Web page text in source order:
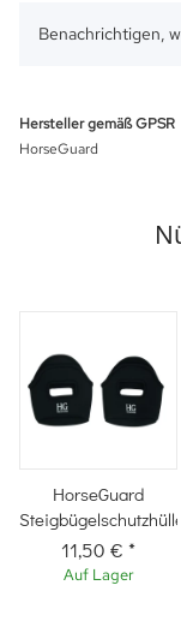
Benachrichtigen,
Hersteller gemäß GPSR
HorseGuard
HorseGuard
Steigbügelschutzhülle
11,50 € *
Auf Lager